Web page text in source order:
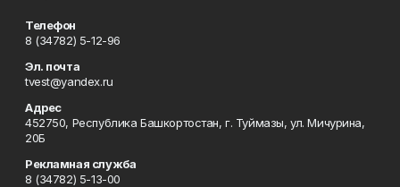
Телефон
8 (34782) 5-12-96
Эл. почта
tvest@yandex.ru
Адрес
452750, Республика Башкортостан, г. Туймазы, ул. Мичурина,
20Б
Рекламная служба
8 (34782) 5-13-00